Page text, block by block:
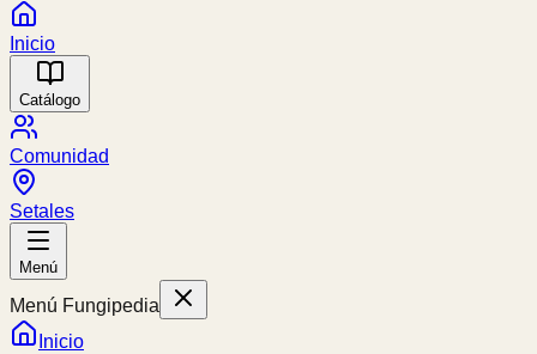
Inicio
Catálogo
Comunidad
Setales
Menú
Menú Fungipedia
Inicio